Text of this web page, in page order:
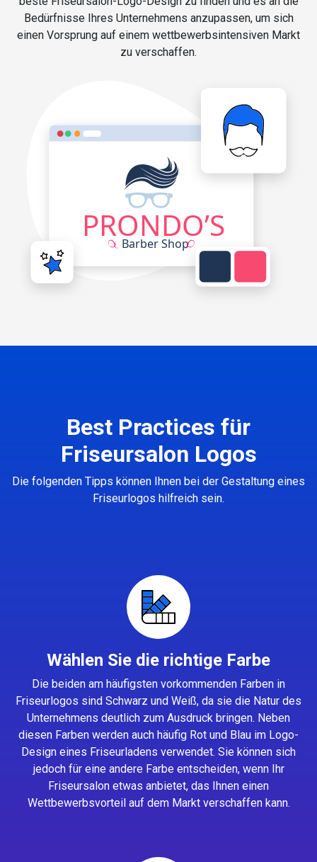
Bedürfnisse Ihres Unternehmens anzupassen, um sich
einen Vorsprung auf einem wettbewerbsintensiven Markt
zu verschaffen.
Best Practices für
Friseursalon Logos
Die folgenden Tipps können Ihnen bei der Gestaltung eines
Friseurlogos hilfreich sein.
Wählen Sie die richtige Farbe
Die beiden am häufigsten vorkommenden Farben in
Friseurlogos sind Schwarz und Weiß, da sie die Natur des
Unternehmens deutlich zum Ausdruck bringen. Neben
diesen Farben werden auch häufig Rot und Blau im Logo-
Design eines Friseurladens verwendet. Sie können sich
jedoch für eine andere Farbe entscheiden, wenn Ihr
Friseursalon etwas anbietet, das Ihnen einen
Wettbewerbsvorteil auf dem Markt verschaffen kann.